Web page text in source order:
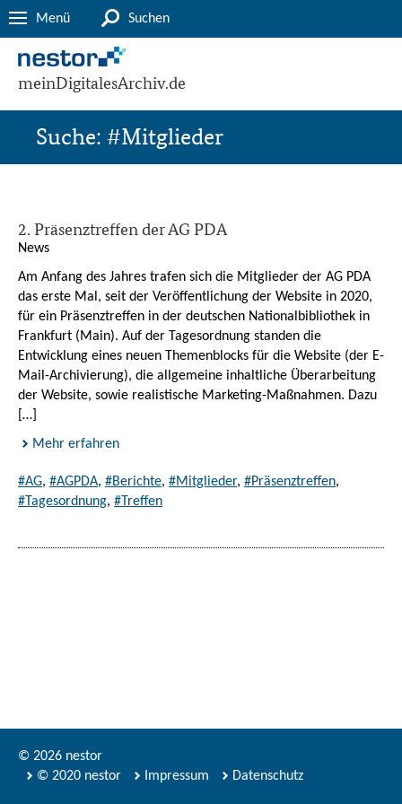
Menü Suchen
meinDigitalesArchiv.de
Suche: #Mitglieder
2. Präsenztreffen der AG PDA
News
Am Anfang des Jahres trafen sich die Mitglieder der AG PDA
das erste Mal, seit der Veröffentlichung der Website in 2020,
für ein Präsenztreffen in der deutschen Nationalbibliothek in
Frankfurt (Main). Auf der Tagesordnung standen die
Entwicklung eines neuen Themenblocks für die Website (der E-
Mail-Archivierung), die allgemeine inhaltliche Überarbeitung
der Website, sowie realistische Marketing-Maßnahmen. Dazu
[…]
Mehr erfahren
#AG, #AGPDA, #Berichte, #Mitglieder, #Präsenztreffen,
#Tagesordnung, #Treffen
© 2026 nestor
© 2020 nestor
Impressum Datenschutz